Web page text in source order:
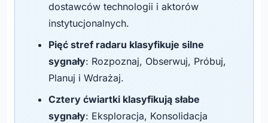
dostawców technologii i aktorów
instytucjonalnych.
Pięć stref radaru klasyfikuje silne
sygnały: Rozpoznaj, Obserwuj, Próbuj,
Planuj i Wdrażaj.
Cztery ćwiartki klasyfikują słabe
sygnały: Eksploracja, Konsolidacja